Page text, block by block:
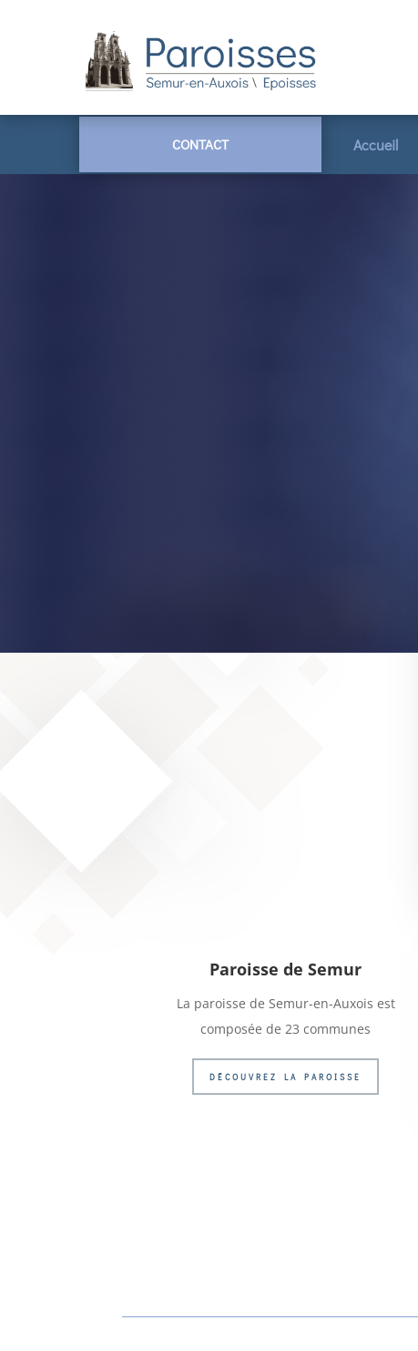
CONTACT Accueil
Paroisse de Semur
La paroisse de Semur-en-Auxois est
composée de 23 communes
DÉCOUVREZ LA PAROISSE